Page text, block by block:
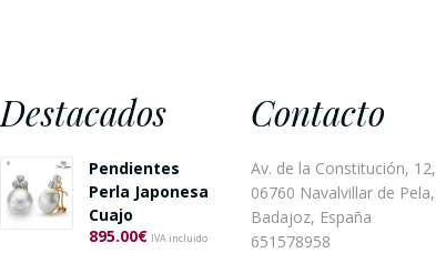
Destacados
Pendientes
Perla Japonesa
Cuajo
895.00€ IVA incluido
Contacto
Av. de la Constitución, 12,
06760 Navalvillar de Pela,
Badajoz, España
651578958